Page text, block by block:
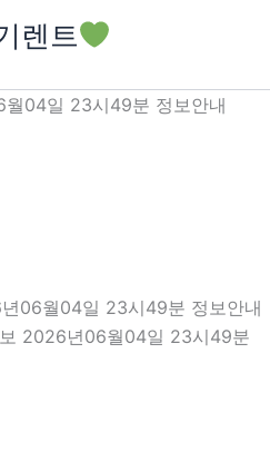
렌트
04일 23시49분 정보안내
06월04일 23시49분 정보안내
2026년06월04일 23시49분